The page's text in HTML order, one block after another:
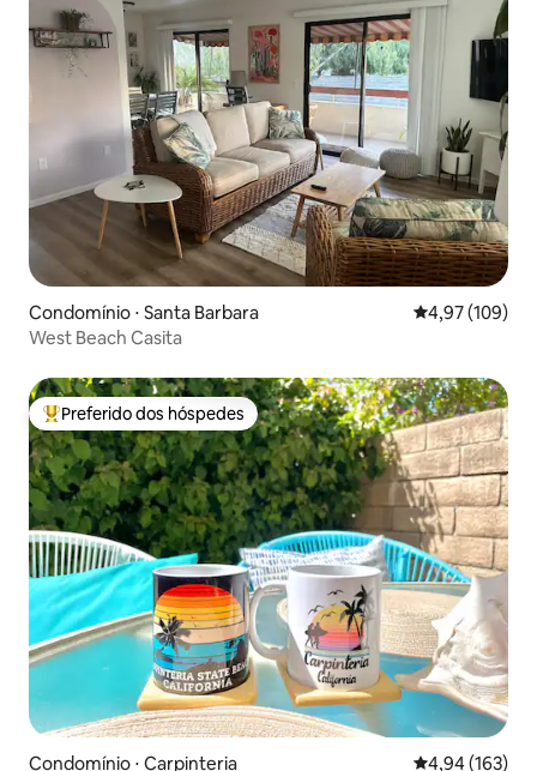
Condomínio ⋅ Santa Barbara 4,97 de uma
4,97 (109)
West Beach Casita
Entre os melhores preferidos dos hóspedes
Preferido dos hóspedes
Condomínio ⋅ Carpinteria 4,94 de uma
4,94 (163)